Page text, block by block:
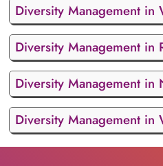
Diversity Management in
Diversity Management in
Diversity Management in
Diversity Management in